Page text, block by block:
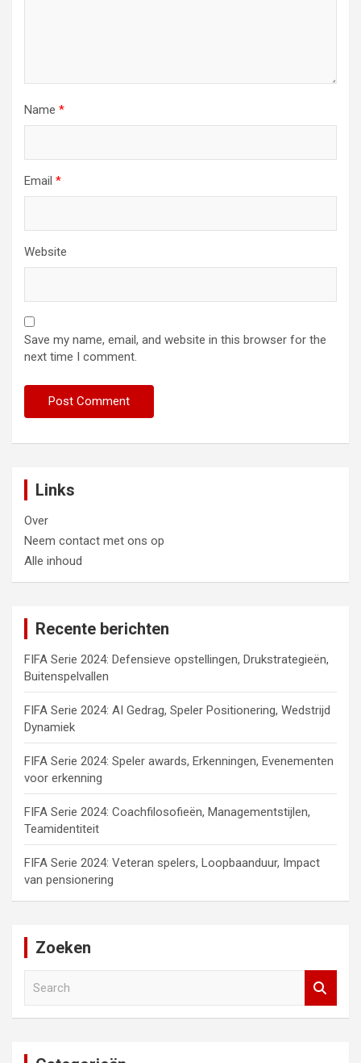
Name *
Email *
Website
Save my name, email, and website in this browser for the
next time I comment.
Links
Over
Neem contact met ons op
Alle inhoud
Recente berichten
FIFA Serie 2024: Defensieve opstellingen, Drukstrategieën,
Buitenspelvallen
FIFA Serie 2024: AI Gedrag, Speler Positionering, Wedstrijd
Dynamiek
FIFA Serie 2024: Speler awards, Erkenningen, Evenementen
voor erkenning
FIFA Serie 2024: Coachfilosofieën, Managementstijlen,
Teamidentiteit
FIFA Serie 2024: Veteran spelers, Loopbaanduur, Impact
van pensionering
Zoeken